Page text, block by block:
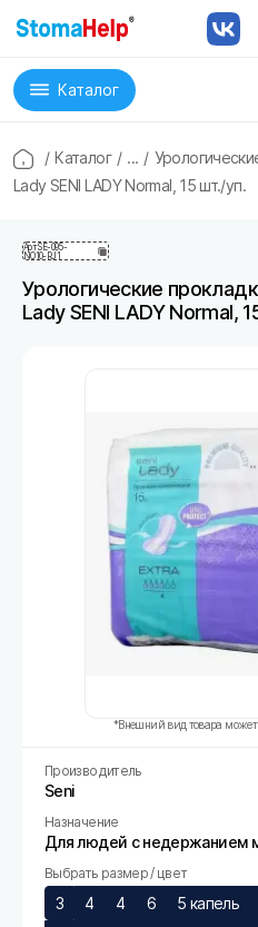
Каталог
/ Каталог / ... /
Lady SENI LADY Normal, 15 шт./уп.
АртSE-095-
NO10-RJ1
Урологические
Lady SENI LADY Normal,
*Внешний вид товара может
Производитель
Seni
Назначение
Для людей с недержанием
Выбрать размер / цвет
3 4 4 6 5 капель